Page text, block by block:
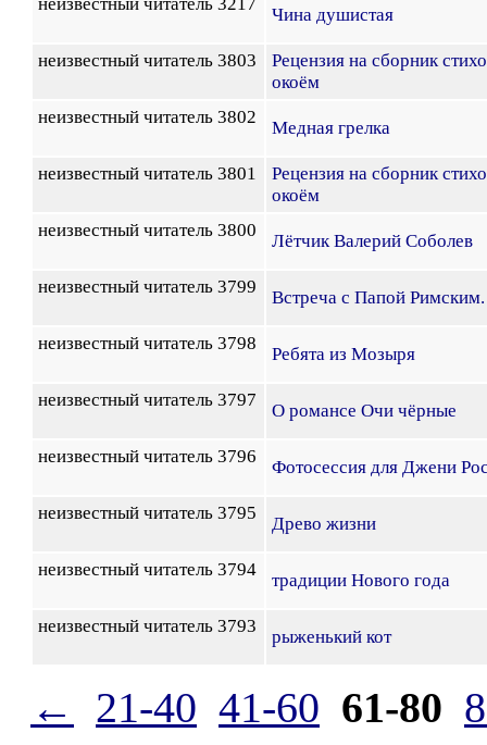
Чина душистая
неизвестный читатель 3803
Рецензия на сборник
окоём
неизвестный читатель 3802
Медная грелка
неизвестный читатель 3801
Рецензия на сборник
окоём
неизвестный читатель 3800
Лётчик Валерий Соболев
неизвестный читатель 3799
Встреча с Папой
неизвестный читатель 3798
Ребята из Мозыря
неизвестный читатель 3797
О романсе Очи чёрные
неизвестный читатель 3796
Фотосессия для Джени
неизвестный читатель 3795
Древо жизни
неизвестный читатель 3794
традиции Нового года
неизвестный читатель 3793
рыженький кот
← 21-40 41-60 61-80